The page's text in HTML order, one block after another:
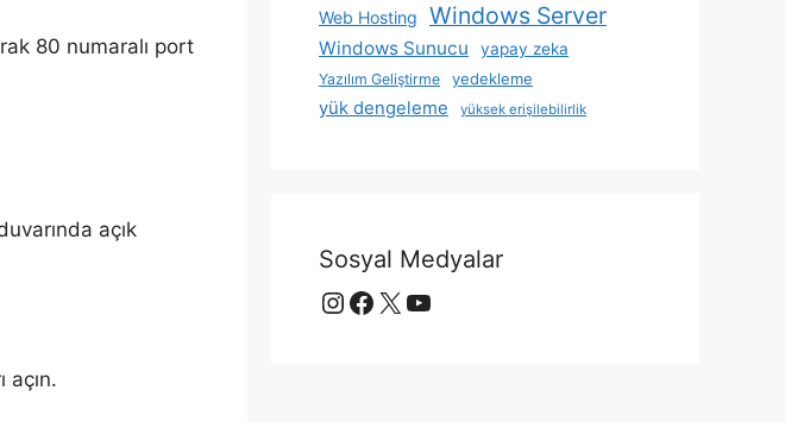
80 numaralı port
açık
açın.
Web Hosting Windows Server
Windows Sunucu yapay zeka
Yazılım Geliştirme yedekleme
yük dengeleme yüksek erişilebilirlik
Sosyal Medyalar
Instagram Facebook X YouTube